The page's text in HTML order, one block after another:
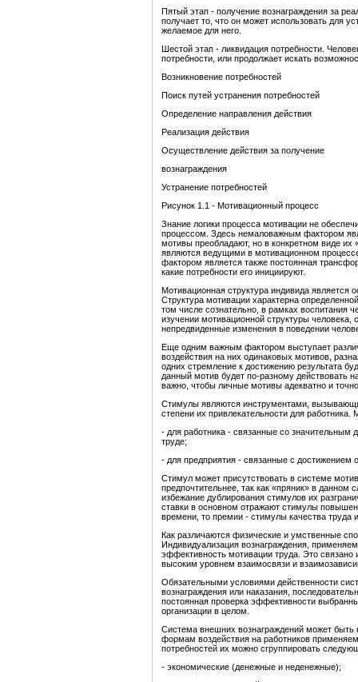
Пятый этап - получение вознаграждения за
получает то, что он может использовать для
желаемое для него.
Шестой этап - ликвидация потребности.
потребности, или продолжает искать
Возникновение потребностей
Поиск путей устранения потребностей
Определение направления действия
Реализация действия
Осуществление действия за получение
вознаграждения
Устранение потребностей
Рисунок 1.1 - Мотивационный процесс
Знание логики процесса мотивации не
процессом. Здесь немаловажным фактором
мотивы преобладают, но в конкретном виде
являются ведущими в мотивационном
фактором является также постоянная
какие потребности его инициируют.
Мотивационная структура индивида является
Структура мотивации характерна
том числе сознательно, в рамках воспитания
изучении мотивационной структуры
непредвиденные изменения в поведении
Еще одним важным фактором выступает
воздействия на них одинаковых мотивов,
одних стремление к достижению результата
данный мотив будет по-разному действовать
важно, чтобы личные мотивы адекватно и
Стимулы являются инструментами,
степени их привлекательности для
- для работника - связанные со значительным
труде;
- для предприятия - связанные с достижением
Стимул может присутствовать в системе
предпочтительнее, так как «пряник» в данном
избежание дублирования стимулов их
ставки в основном отражают стимулы
времени, то премии - стимулы качества труда
Как различаются физические и умственные
Индивидуализация вознаграждения,
эффективность мотивации труда. Это связано
высоким уровнем взаимосвязи и
Обязательными условиями действенности
вознаграждения или наказания,
постоянная проверка эффективности
организации в целом.
Система внешних вознаграждений может
формам воздействия на работников
потребностей их можно сгруппировать
- экономические (денежные и неденежные);